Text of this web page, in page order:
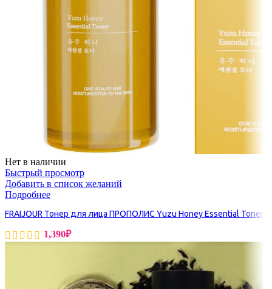
Нет в наличии
Быстрый просмотр
Добавить в список желаний
Подробнее
FRAIJOUR Тонер для лица ПРОПОЛИС Yuzu Honey Essential Toner
1,390₽